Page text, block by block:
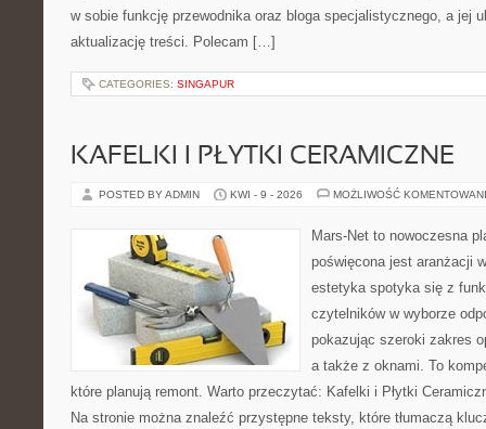
w sobie funkcję przewodnika oraz bloga specjalistycznego, a jej
aktualizację treści. Polecam […]
CATEGORIES: SINGAPUR
KAFELKI I PŁYTKI CERAMICZNE
POSTED BY ADMIN KWI - 9 - 2026 MOŻLIWOŚĆ
Mars-Net to nowoczesna
poświęcona jest aranżacji
estetyka spotyka się z
czytelników w wyborze
pokazując szeroki zakres
a także z oknami. To
które planują remont. Warto przeczytać: Kafelki i Płytki
Na stronie można znaleźć przystępne teksty, które tłumaczą